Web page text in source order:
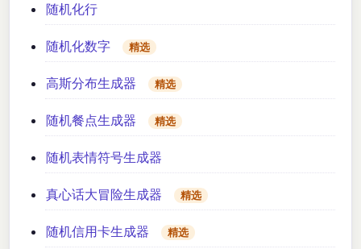
随机化行
随机化数字 精选
高斯分布生成器 精选
随机餐点生成器 精选
随机表情符号生成器
真心话大冒险生成器 精选
随机信用卡生成器 精选